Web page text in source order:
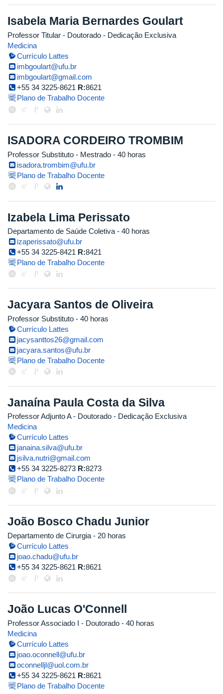
Isabela Maria Bernardes Goulart
Professor Titular - Doutorado - Dedicação Exclusiva
Medicina
Currículo Lattes
imbgoulart@ufu.br
imbgoulart@gmail.com
+55 34 3225-8621 R:8621
Plano de Trabalho Docente
ISADORA CORDEIRO TROMBIM
Professor Substituto - Mestrado - 40 horas
isadora.trombim@ufu.br
Plano de Trabalho Docente
Izabela Lima Perissato
Departamento de Saúde Coletiva - 40 horas
izaperissato@ufu.br
+55 34 3225-8421 R:8421
Plano de Trabalho Docente
Jacyara Santos de Oliveira
Professor Substituto - 40 horas
Currículo Lattes
jacysanttos26@gmail.com
jacyara.santos@ufu.br
Plano de Trabalho Docente
Janaína Paula Costa da Silva
Professor Adjunto A- Doutorado - Dedicação Exclusiva
Medicina
Currículo Lattes
janaina.silva@ufu.br
jsilva.nutri@gmail.com
+55 34 3225-8273 R:8273
Plano de Trabalho Docente
João Bosco Chadu Junior
Departamento de Cirurgia - 20 horas
Currículo Lattes
joao.chadu@ufu.br
+55 34 3225-8621 R:8621
João Lucas O'Connell
Professor Associado I - Doutorado - 40 horas
Medicina
Currículo Lattes
joao.oconnell@ufu.br
oconnelljl@uol.com.br
+55 34 3225-8621 R:8621
Plano de Trabalho Docente